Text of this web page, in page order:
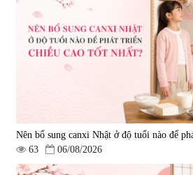
Nên bổ sung canxi Nhật ở độ tuổi nào để
63
06/08/2026